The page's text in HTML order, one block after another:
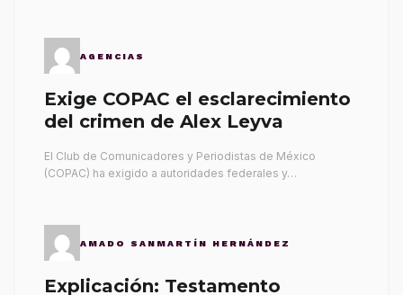
AGENCIAS
Exige COPAC el esclarecimiento
del crimen de Alex Leyva
El Club de Comunicadores y Periodistas de México
(COPAC) ha exigido a autoridades federales y…
AMADO SANMARTÍN HERNÁNDEZ
Explicación: Testamento